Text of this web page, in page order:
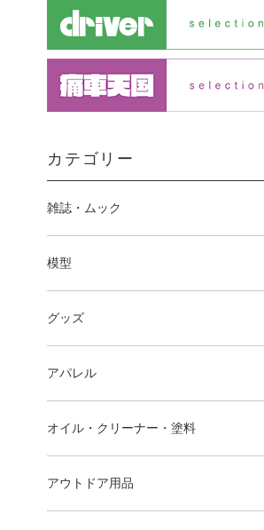
カテゴリー
雑誌・ムック
模型
グッズ
アパレル
オイル・クリーナー・塗料
アウトドア用品